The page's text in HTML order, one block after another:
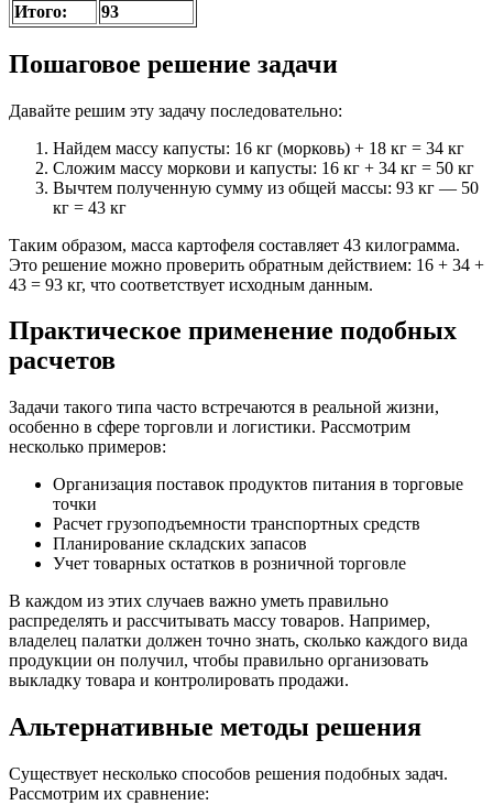
Итого: 93
Пошаговое решение задачи
Давайте решим эту задачу последовательно:
Найдем массу капусты: 16 кг (морковь) + 18 кг = 34 кг
Сложим массу моркови и капусты: 16 кг + 34 кг = 50 кг
Вычтем полученную сумму из общей массы: 93 кг — 50
кг = 43 кг
Таким образом, масса картофеля составляет 43 килограмма.
Это решение можно проверить обратным действием: 16 + 34 +
43 = 93 кг, что соответствует исходным данным.
Практическое применение подобных
расчетов
Задачи такого типа часто встречаются в реальной жизни,
особенно в сфере торговли и логистики. Рассмотрим
несколько примеров:
Организация поставок продуктов питания в торговые
точки
Расчет грузоподъемности транспортных средств
Планирование складских запасов
Учет товарных остатков в розничной торговле
В каждом из этих случаев важно уметь правильно
распределять и рассчитывать массу товаров. Например,
владелец палатки должен точно знать, сколько каждого вида
продукции он получил, чтобы правильно организовать
выкладку товара и контролировать продажи.
Альтернативные методы решения
Существует несколько способов решения подобных задач.
Рассмотрим их сравнение: